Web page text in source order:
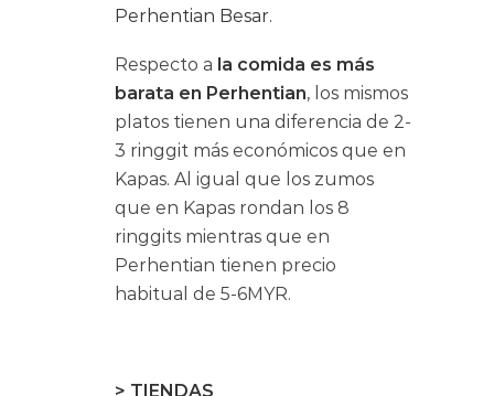
Perhentian Besar.
Respecto a la comida es más
barata en Perhentian, los mismos
platos tienen una diferencia de 2-
3 ringgit más económicos que en
Kapas. Al igual que los zumos
que en Kapas rondan los 8
ringgits mientras que en
Perhentian tienen precio
habitual de 5-6MYR.
> TIENDAS